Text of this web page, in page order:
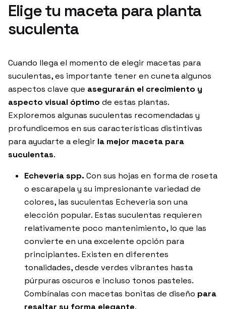
Elige tu maceta para planta
suculenta
Cuando llega el momento de elegir macetas para
suculentas, es importante tener en cuneta algunos
aspectos clave que asegurarán el crecimiento y
aspecto visual óptimo de estas plantas.
Exploremos algunas suculentas recomendadas y
profundicemos en sus características distintivas
para ayudarte a elegir la mejor maceta para
suculentas.
Echeveria spp. Con sus hojas en forma de roseta
o escarapela y su impresionante variedad de
colores, las suculentas Echeveria son una
elección popular. Estas suculentas requieren
relativamente poco mantenimiento, lo que las
convierte en una excelente opción para
principiantes. Existen en diferentes
tonalidades, desde verdes vibrantes hasta
púrpuras oscuros e incluso tonos pasteles.
Combínalas con macetas bonitas de diseño para
resaltar su forma elegante.